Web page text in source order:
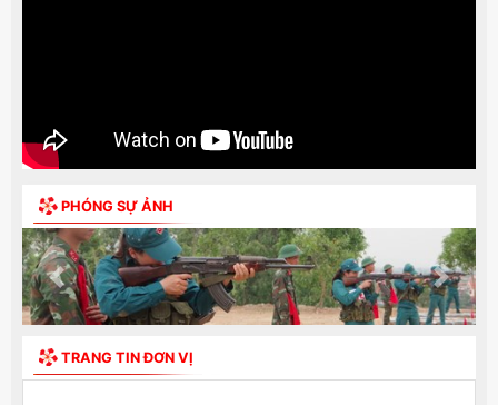
PHÓNG SỰ ẢNH
Previous Next
TRANG TIN ĐƠN VỊ